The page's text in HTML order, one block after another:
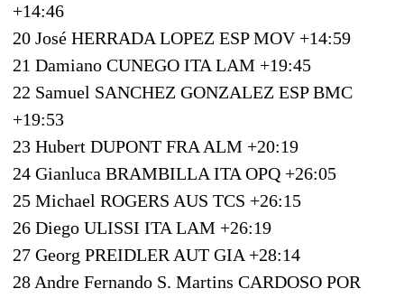
+14:46
20 José HERRADA LOPEZ ESP MOV +14:59
21 Damiano CUNEGO ITA LAM +19:45
22 Samuel SANCHEZ GONZALEZ ESP BMC
+19:53
23 Hubert DUPONT FRA ALM +20:19
24 Gianluca BRAMBILLA ITA OPQ +26:05
25 Michael ROGERS AUS TCS +26:15
26 Diego ULISSI ITA LAM +26:19
27 Georg PREIDLER AUT GIA +28:14
28 Andre Fernando S. Martins CARDOSO POR